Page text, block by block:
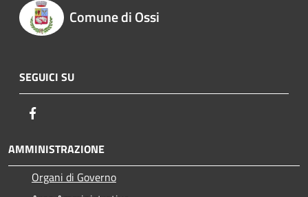
Comune di Ossi
SEGUICI SU
AMMINISTRAZIONE
Organi di Governo